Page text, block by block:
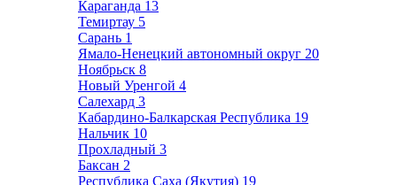
Караганда 13
Темиртау 5
Сарань 1
Ямало-Ненецкий автономный округ 20
Ноябрьск 8
Новый Уренгой 4
Салехард 3
Кабардино-Балкарская Республика 19
Нальчик 10
Прохладный 3
Баксан 2
Республика Саха (Якутия) 19